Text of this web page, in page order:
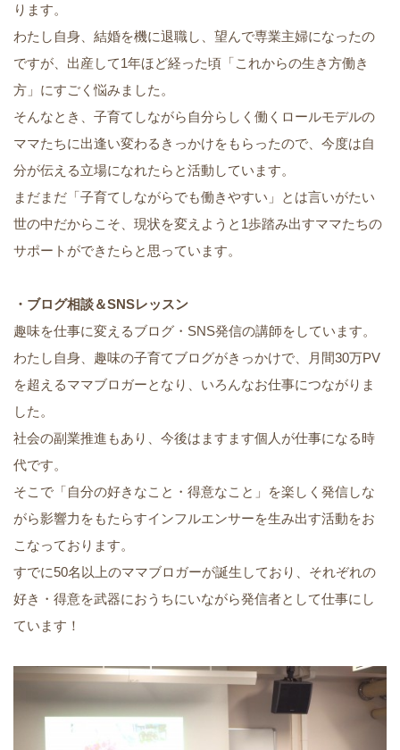
ります。
わたし自身、結婚を機に退職し、望んで専業主婦になったの
ですが、出産して1年ほど経った頃「これからの生き方働き
方」にすごく悩みました。
そんなとき、子育てしながら自分らしく働くロールモデルの
ママたちに出逢い変わるきっかけをもらったので、今度は自
分が伝える立場になれたらと活動しています。
まだまだ「子育てしながらでも働きやすい」とは言いがたい
世の中だからこそ、現状を変えようと1歩踏み出すママたちの
サポートができたらと思っています。
・ブログ相談＆SNSレッスン
趣味を仕事に変えるブログ・SNS発信の講師をしています。
わたし自身、趣味の子育てブログがきっかけで、月間30万PV
を超えるママブロガーとなり、いろんなお仕事につながりま
した。
社会の副業推進もあり、今後はますます個人が仕事になる時
代です。
そこで「自分の好きなこと・得意なこと」を楽しく発信しな
がら影響力をもたらすインフルエンサーを生み出す活動をお
こなっております。
すでに50名以上のママブロガーが誕生しており、それぞれの
好き・得意を武器におうちにいながら発信者として仕事にし
ています！